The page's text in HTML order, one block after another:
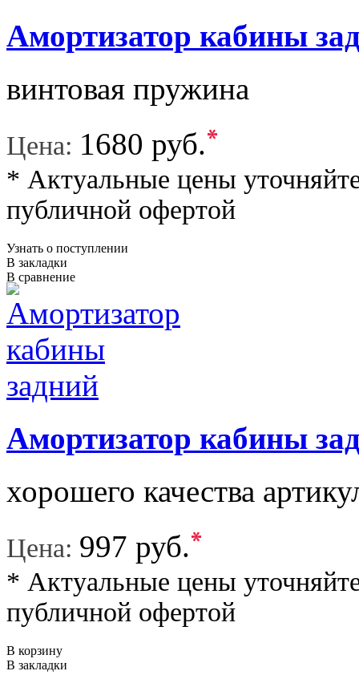
Амортизатор кабины
винтовая пружина
Цена: 1680 руб.*
* Актуальные цены
публичной офертой
Узнать о поступлении
В закладки
В сравнение
Амортизатор кабины
хорошего качества
Цена: 997 руб.*
* Актуальные цены
публичной офертой
В корзину
В закладки